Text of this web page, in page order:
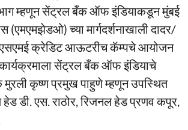
भाग म्हणून सेंट्रल बँक ऑफ इंडियाकडून मुंबई
च्या मार्गदर्शनाखाली दादर/
क्रेडिट आऊटरीच कॅम्पचे आयोजन
सेंट्रल बँक ऑफ इंडियाचे
मुरली कृष्ण प्रमुख पाहुणे म्हणून उपस्थित
हेड डी. एस. राठोर, रिजनल हेड प्रणव कपूर,